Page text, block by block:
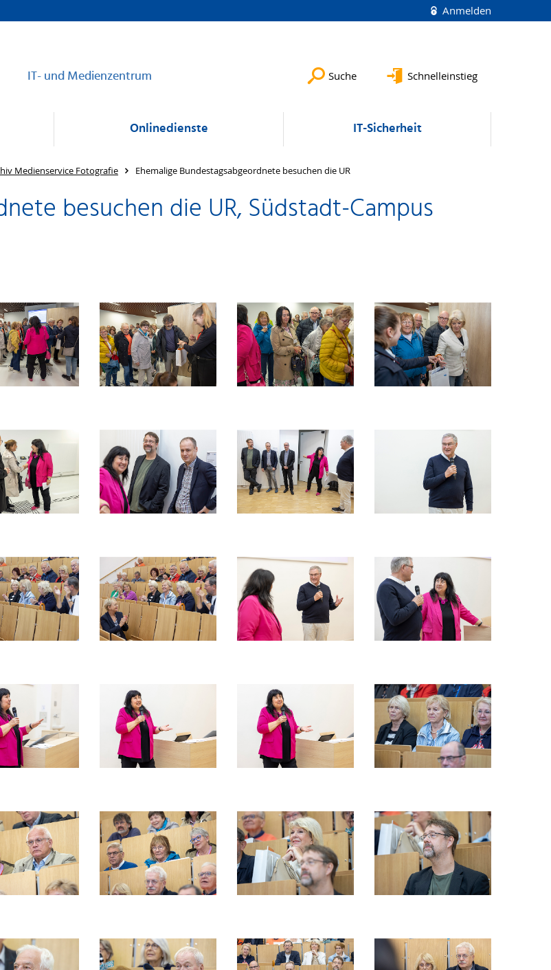
Anmelden
IT- und Medienzentrum Suche Schnelleinstieg
Onlinedienste IT-Sicherheit
Medienservice Fotografie Ehemalige Bundestagsabgeordnete besuchen die UR
besuchen die UR, Südstadt-Campus